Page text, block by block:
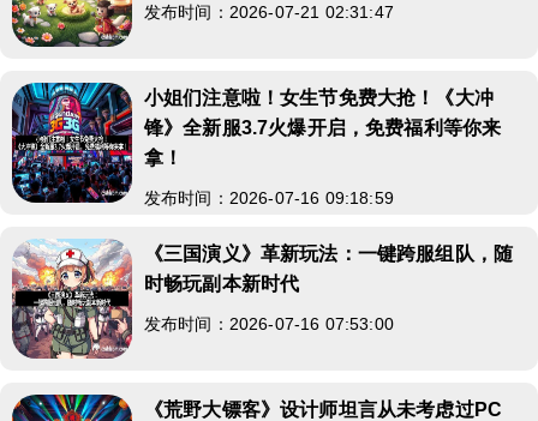
发布时间：2026-07-21 02:31:47
小姐们注意啦！女生节免费大抢！《大冲
锋》全新服3.7火爆开启，免费福利等你来
拿！
发布时间：2026-07-16 09:18:59
《三国演义》革新玩法：一键跨服组队，随
时畅玩副本新时代
发布时间：2026-07-16 07:53:00
《荒野大镖客》设计师坦言从未考虑过PC